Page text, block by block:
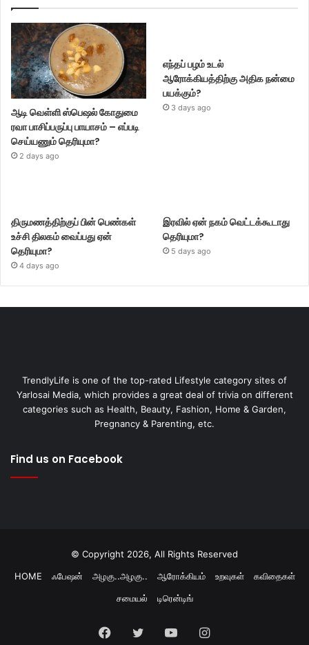
ஆடி வெள்ளி ஸ்பெஷல் கோதுமை
ரவா பாசிப்பருப்பு பாயாசம் – எப்படி
செய்யணும் தெரியுமா?
2 days ago
எந்தப் பழம் உடல்
ஆரோக்கியத்திற்கு அதிக நன்மை
பயக்கும்?
3 days ago
திருமணத்திற்குப் பின் பெண்கள்
உச்சி திலகம் வைப்பது ஏன்
தெரியுமா?
4 days ago
இரவில் ஏன் நகம் வெட்டக்கூடாது
தெரியுமா?
5 days ago
TrendlyLife is one of the top-rated Lifestyle category sites of
Yarlosai Media, which provides a great deal of trivia on different
categories such as Health, Beauty, Fashion, Home & Garden,
Pregnancy & Parenting, etc.
Find us on Facebook
© Copyright 2026, All Rights Reserved
HOME
ஃபேஷன் அழகு..அழகு.. ஆரோக்கியம் உறவுகள்
கவிதைகள்
சமையல்
டிரென்டிங்
Facebook
TwitterYouTubeInstagram